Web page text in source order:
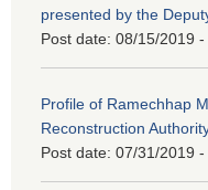
presented by the
Post date: 08/15/2019 -
Profile of Ramechhap
Reconstruction
Post date: 07/31/2019 -